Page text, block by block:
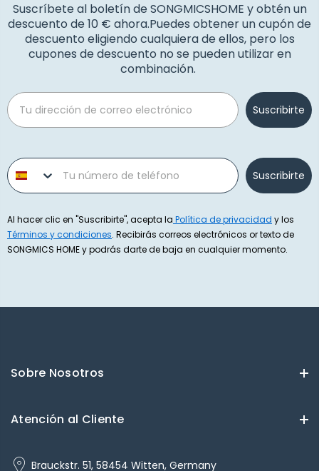
Suscríbete al boletín de SONGMICSHOME y obtén un
descuento de 10 € ahora.Puedes obtener un cupón de
descuento eligiendo cualquiera de ellos, pero los
cupones de descuento no se pueden utilizar en
combinación.
Email
Suscribirte
Phone number
Suscribirte
Al hacer clic en "Suscribirte", acepta la Política de privacidad y los
Términos y condiciones. Recibirás correos electrónicos or texto de
SONGMICS HOME y podrás darte de baja en cualquier momento.
Sobre Nosotros
Atención al Cliente
Brauckstr. 51, 58454 Witten, Germany